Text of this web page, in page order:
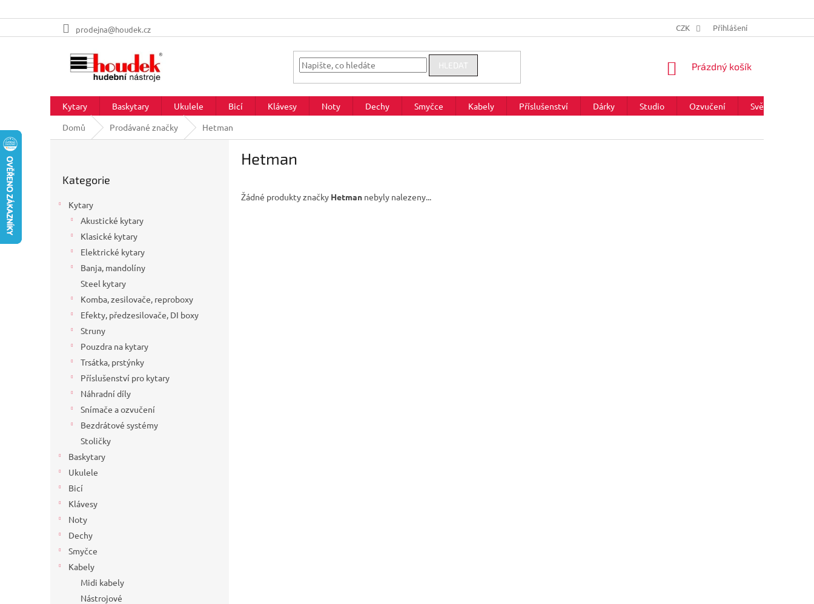
na
prodejna@houdek.cz CZK Přihlášení
HLEDAT
NÁKUPNÍ
Prázdný košík
Kytary Baskytary Ukulele Bicí Klávesy Noty Dechy Smyčce Kabely Příslušenství Dárky Studio Ozvučení Světla
Domů
Prodávané značky Hetman
kategorie
Kategorie
Kytary
Akustické kytary
Klasické kytary
Elektrické kytary
Banja, mandolíny
Steel kytary
Komba, zesilovače, reproboxy
Efekty, předzesilovače, DI boxy
Struny
Pouzdra na kytary
Trsátka, prstýnky
Příslušenství pro kytary
Náhradní díly
Snímače a ozvučení
Bezdrátové systémy
Stoličky
Baskytary
Ukulele
Bicí
Klávesy
Noty
Dechy
Smyčce
Kabely
Midi kabely
Nástrojové
Hetman
Žádné produkty značky Hetman nebyly nalezeny...